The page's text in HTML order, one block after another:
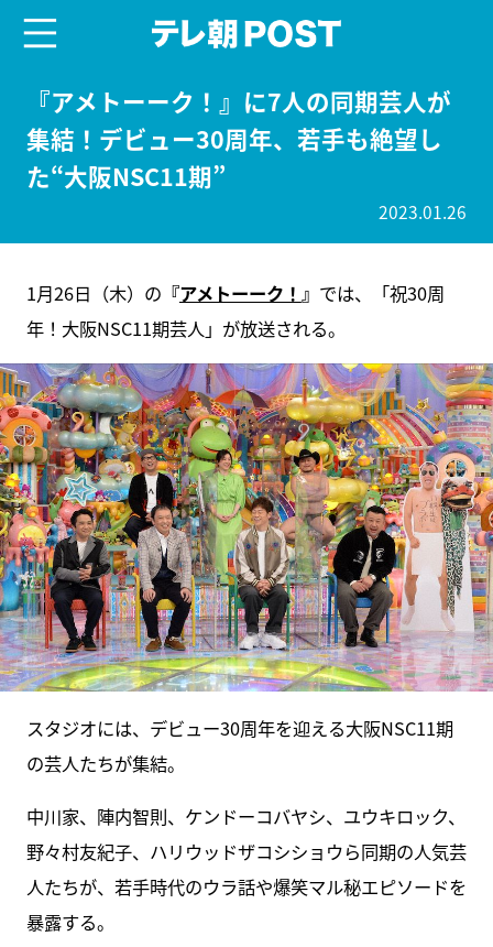
『アメトーーク！』に7人の同期芸人が
集結！デビュー30周年、若手も絶望し
た“大阪NSC11期”
2023.01.26
1月26日（木）の 『アメトーーク！ 』 では、「祝30周
年！大阪NSC11期芸人」が放送される。
スタジオには、デビュー30周年を迎える大阪NSC11期
の芸人たちが集結。
中川家、陣内智則、ケンドーコバヤシ、ユウキロック、
野々村友紀子、ハリウッドザコシショウら同期の人気芸
人たちが、若手時代のウラ話や爆笑マル秘エピソードを
暴露する。